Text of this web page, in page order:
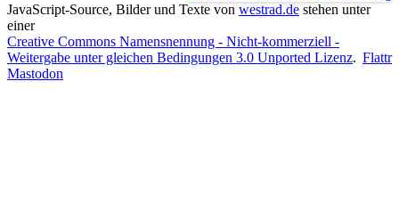
JavaScript-Source, Bilder und Texte von westrad.de stehen unter
einer
Creative Commons Namensnennung - Nicht-kommerziell -
Weitergabe unter gleichen Bedingungen 3.0 Unported Lizenz. Flattr
Mastodon